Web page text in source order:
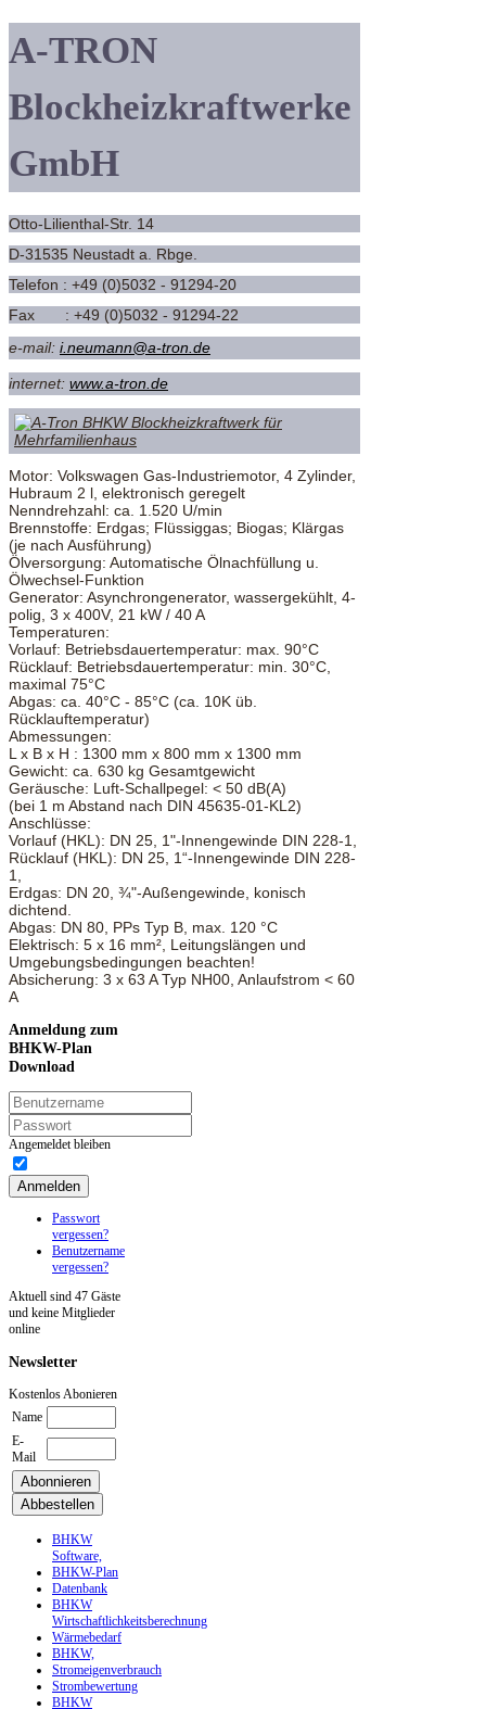
A-TRON
Blockheizkraftwerke
GmbH
Otto-Lilienthal-Str. 14
D-31535 Neustadt a. Rbge.
Telefon : +49 (0)5032 - 91294-20
Fax : +49 (0)5032 - 91294-22
e-mail: i.neumann@a-tron.de
internet: www.a-tron.de
Motor: Volkswagen Gas-Industriemotor, 4 Zylinder,
Hubraum 2 l, elektronisch geregelt
Nenndrehzahl: ca. 1.520 U/min
Brennstoffe: Erdgas; Flüssiggas; Biogas; Klärgas
(je nach Ausführung)
Ölversorgung: Automatische Ölnachfüllung u.
Ölwechsel-Funktion
Generator: Asynchrongenerator, wassergekühlt, 4-
polig, 3 x 400V, 21 kW / 40 A
Temperaturen:
Vorlauf: Betriebsdauertemperatur: max. 90°C
Rücklauf: Betriebsdauertemperatur: min. 30°C,
maximal 75°C
Abgas: ca. 40°C - 85°C (ca. 10K üb.
Rücklauftemperatur)
Abmessungen:
L x B x H : 1300 mm x 800 mm x 1300 mm
Gewicht: ca. 630 kg Gesamtgewicht
Geräusche: Luft-Schallpegel: < 50 dB(A)
(bei 1 m Abstand nach DIN 45635-01-KL2)
Anschlüsse:
Vorlauf (HKL): DN 25, 1"-Innengewinde DIN 228-1,
Rücklauf (HKL): DN 25, 1“-Innengewinde DIN 228-
1,
Erdgas: DN 20, ¾"-Außengewinde, konisch
dichtend.
Abgas: DN 80, PPs Typ B, max. 120 °C
Elektrisch: 5 x 16 mm², Leitungslängen und
Umgebungsbedingungen beachten!
Absicherung: 3 x 63 A Typ NH00, Anlaufstrom < 60
A
Anmeldung zum
BHKW-Plan
Download
Angemeldet bleiben
Anmelden
Passwort
vergessen?
Benutzername
vergessen?
Aktuell sind 47 Gäste
und keine Mitglieder
online
Newsletter
Kostenlos Abonieren
Name
E-
Mail
BHKW
Software,
BHKW-Plan
Datenbank
BHKW
Wirtschaftlichkeitsberechnung
Wärmebedarf
BHKW,
Stromeigenverbrauch
Strombewertung
BHKW